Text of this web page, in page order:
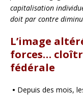
capitalisation
doit par contre
L’image
forces…
fédérale
• Depuis des mois,